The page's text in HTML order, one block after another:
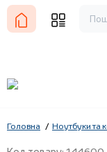
Головна Ноутбуки та